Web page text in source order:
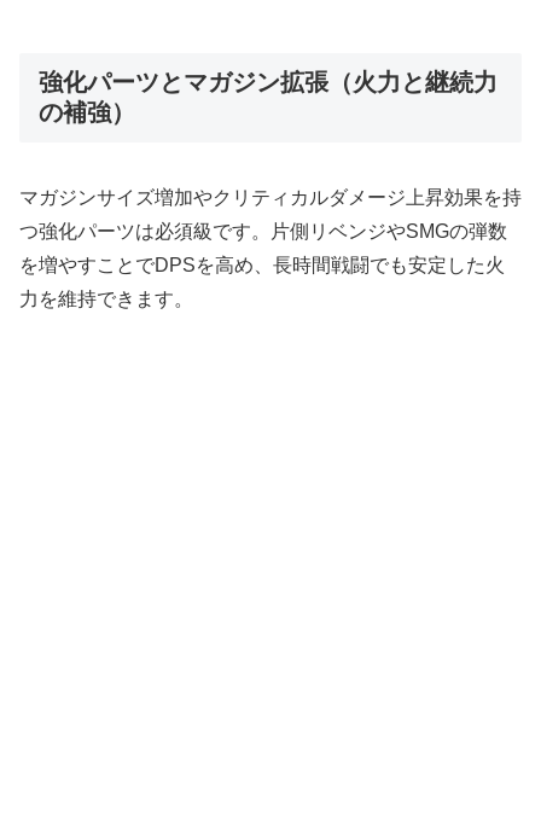
強化パーツとマガジン拡張（火力と継続力
の補強）
マガジンサイズ増加やクリティカルダメージ上昇効果を持
つ強化パーツは必須級です。片側リベンジやSMGの弾数
を増やすことでDPSを高め、長時間戦闘でも安定した火
力を維持できます。